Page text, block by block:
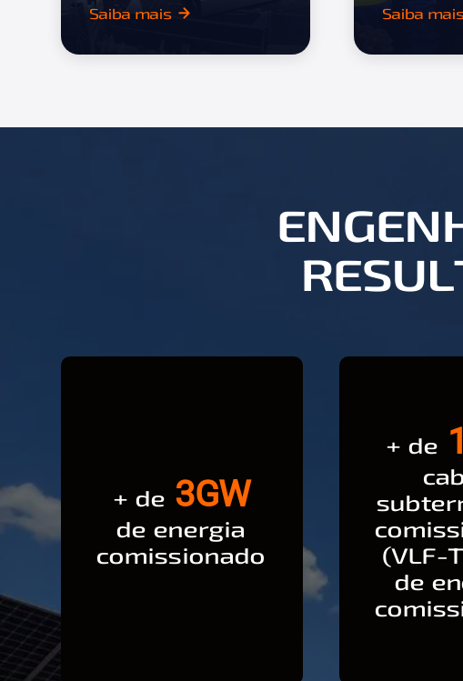
Saiba mais Saiba
+ de 3GW
de energia
comissionado
+ de
(VLF-
de